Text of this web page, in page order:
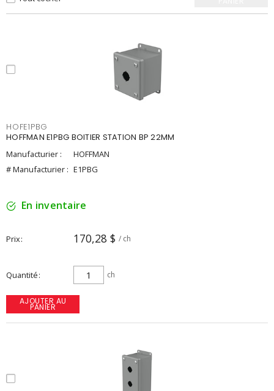
HOFE1PBG
HOFFMAN E1PBG BOITIER STATION BP 22MM
Manufacturier :
HOFFMAN
# Manufacturier : E1PBG
En inventaire
Prix 170,28 $ / ch
Quantité ch
AJOUTER AU
PANIER